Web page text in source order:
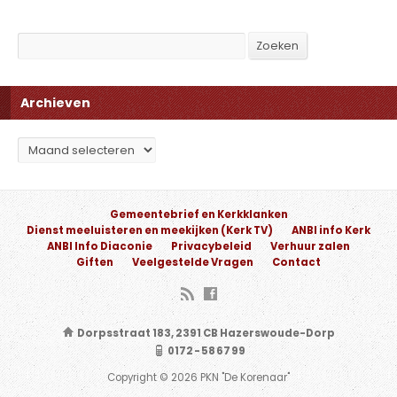
Zoeken
Archieven
Archieven
Gemeentebrief en Kerkklanken
Dienst meeluisteren en meekijken (Kerk TV)
ANBI info Kerk
ANBI Info Diaconie
Privacybeleid
Verhuur zalen
Giften
Veelgestelde Vragen Contact
Dorpsstraat 183, 2391 CB Hazerswoude-Dorp
0172 - 58 67 99
Copyright © 2026 PKN "De Korenaar"